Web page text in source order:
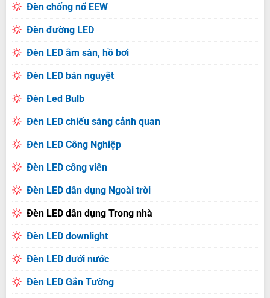
Đèn chống nổ EEW
Đèn đường LED
Đèn LED âm sàn, hồ bơi
Đèn LED bán nguyệt
Đèn Led Bulb
Đèn LED chiếu sáng cảnh quan
Đèn LED Công Nghiệp
Đèn LED công viên
Đèn LED dân dụng Ngoài trời
Đèn LED dân dụng Trong nhà
Đèn LED downlight
Đèn LED dưới nước
Đèn LED Gắn Tường